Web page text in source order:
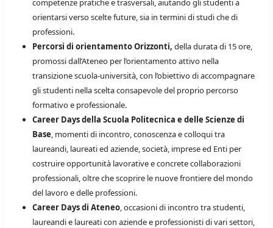
competenze pratiche e trasversali, aiutando gli studenti a
orientarsi verso scelte future, sia in termini di studi che di
professioni.
Percorsi di orientamento Orizzonti, della durata di 15 ore,
promossi dall’Ateneo per l’orientamento attivo nella
transizione scuola-università, con l’obiettivo di accompagnare
gli studenti nella scelta consapevole del proprio percorso
formativo e professionale.
Career Days della Scuola Politecnica e delle Scienze di
Base, momenti di incontro, conoscenza e colloqui tra
laureandi, laureati ed aziende, società, imprese ed Enti per
costruire opportunità lavorative e concrete collaborazioni
professionali, oltre che scoprire le nuove frontiere del mondo
del lavoro e delle professioni.
Career Days di Ateneo, occasioni di incontro tra studenti,
laureandi e laureati con aziende e professionisti di vari settori,